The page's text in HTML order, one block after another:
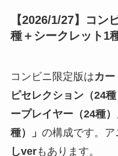
【2026/1/27】コン
種＋シークレット1種
コンビニ限定版はカー
ピセレクション（24
ープレイヤー（24種
種）」 の構成です。
しverもあります。